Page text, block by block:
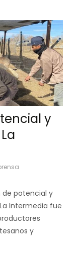
y
potencial y
Intermedia fue
y